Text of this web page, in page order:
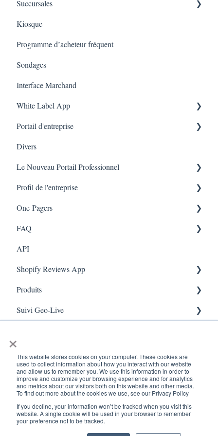
×
This website stores cookies on your computer. These cookies are
used to collect information about how you interact with our website
and allow us to remember you. We use this information in order to
improve and customize your browsing experience and for analytics
and metrics about our visitors both on this website and other media.
To find out more about the cookies we use, see our Privacy Policy
If you decline, your information won’t be tracked when you visit this
website. A single cookie will be used in your browser to remember
your preference not to be tracked.
Amazon Business
Cartes cadeaux sur l’application mobile
Tableau de bords
Marketing
Succursales
Employés
Kiosque
Programme d’acheteur fréquent
Sondages
Interface Marchand
White Label App
Code QR -Integration
Portail d'entreprise
Liste des transactions
Branches
Divers
Le Nouveau Portail Professionnel
Marketing
Profil de l'entreprise
Branches
One-Pagers
Marketing
Enquêtes
App Colors
Règles
E-Commerce
FAQ
FAQ- Lightspeed R Series
Shopify POS
FAQ- Shopify ECOM
Judge.me
API
Shopify Reviews App
Paramètres généraux
Reviews Widget
Produits
Ajouter un produit
Suivi Geo-Live
www.kangaroorewards.com
Centre d'assistance
Copyright © 2026, ©